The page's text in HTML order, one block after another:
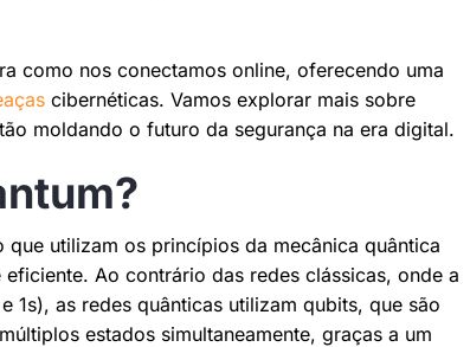
como nos conectamos online, oferecendo uma
cibernéticas. Vamos explorar mais sobre
moldando o futuro da segurança na era digital.
que utilizam os princípios da mecânica quântica
Ao contrário das redes clássicas, onde a
as redes quânticas utilizam qubits, que são
estados simultaneamente, graças a um